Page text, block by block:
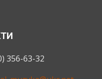
356-63-32